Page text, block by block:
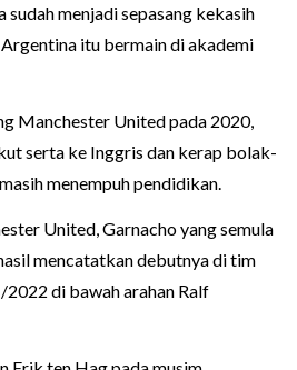
sudah menjadi sepasang kekasih
itu bermain di akademi
Manchester United pada 2020,
serta ke Inggris dan kerap bolak-
menempuh pendidikan.
United, Garnacho yang semula
mencatatkan debutnya di tim
di bawah arahan Ralf